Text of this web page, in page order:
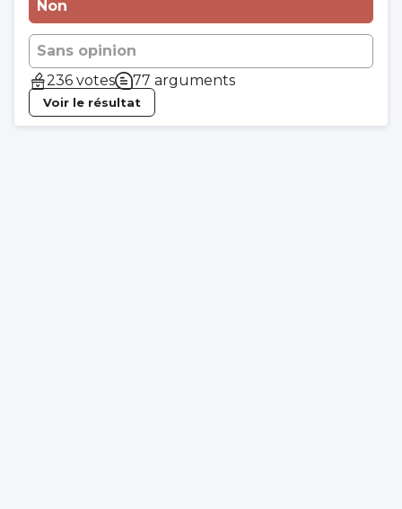
Non
Sans opinion
236 votes
77 arguments
Voir le résultat